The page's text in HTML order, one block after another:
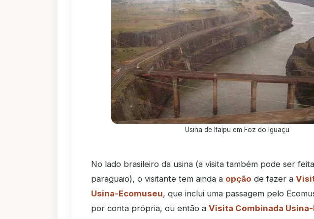
Usina de Itaipu em Foz do Iguaçu
No lado brasileiro da usina (a visita também pode ser
paraguaio), o visitante tem ainda a opção de fazer a
Usina-Ecomuseu, que inclui uma passagem pelo
por conta própria, ou então a Visita Combinada